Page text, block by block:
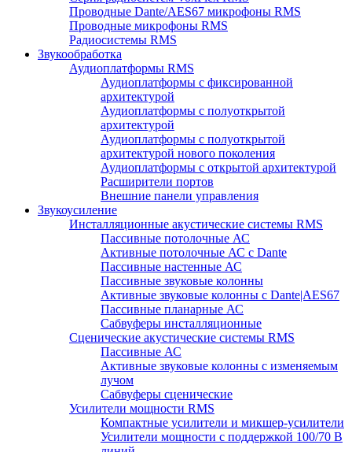
Проводные Dante/AES67 микрофоны RMS
Проводные микрофоны RMS
Радиосистемы RMS
Звукообработка
Аудиоплатформы RMS
Аудиоплатформы с фиксированной
архитектурой
Аудиоплатформы с полуоткрытой
архитектурой
Аудиоплатформы с полуоткрытой
архитектурой нового поколения
Аудиоплатформы с открытой архитектурой
Расширители портов
Внешние панели управления
Звукоусиление
Инсталляционные акустические системы RMS
Пассивные потолочные АС
Активные потолочные АС с Dante
Пассивные настенные АС
Пассивные звуковые колонны
Активные звуковые колонны с Dante|AES67
Пассивные планарные АС
Сабвуферы инсталляционные
Сценические акустические системы RMS
Пассивные АС
Активные звуковые колонны с изменяемым
лучом
Сабвуферы сценические
Усилители мощности RMS
Компактные усилители и микшер-усилители
Усилители мощности с поддержкой 100/70 В